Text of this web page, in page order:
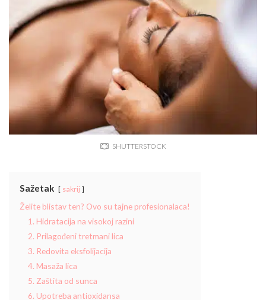
SHUTTERSTOCK
Sažetak sakrij
Želite blistav ten? Ovo su tajne profesionalaca!
1. Hidratacija na visokoj razini
2. Prilagođeni tretmani lica
3. Redovita eksfolijacija
4. Masaža lica
5. Zaštita od sunca
6. Upotreba antioxidansa